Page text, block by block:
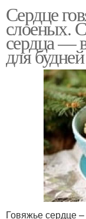
Сердце
слоеных.
сердца —
для
Говяжье сердце